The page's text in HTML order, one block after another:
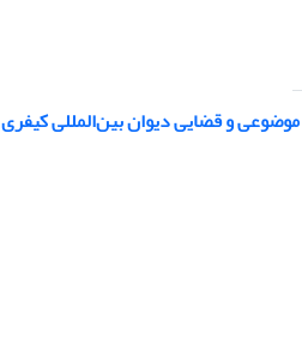
و قضایی دیوان بین‌المللی کیفری